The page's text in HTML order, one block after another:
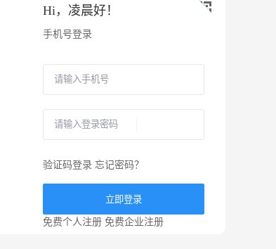
Hi， 凌晨好！
手机号登录
验证码登录 忘记密码？
立即登录
免费个人注册 免费企业注册